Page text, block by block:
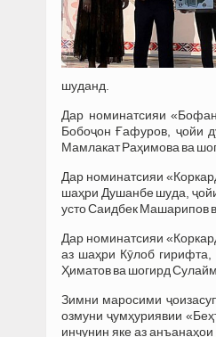
шуданд.
Дар номинатсияи
Бобоҷон Ғафуров, ҷойи
Мамлакат Раҳимова ва
Дар номинатсияи
шаҳри Душанбе шуда,
усто Саидбек Машарипов
Дар номинатсияи
аз шаҳри Кӯлоб
Ҳиматов ва шогирд
Зимни маросими
озмуни ҷумҳуриявии
инчунин яке аз